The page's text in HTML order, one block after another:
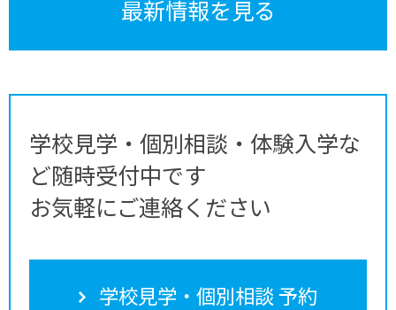
最新情報を見る
学校見学・個別相談・体験入学な
ど随時受付中です
お気軽にご連絡ください
学校見学・個別相談 予約